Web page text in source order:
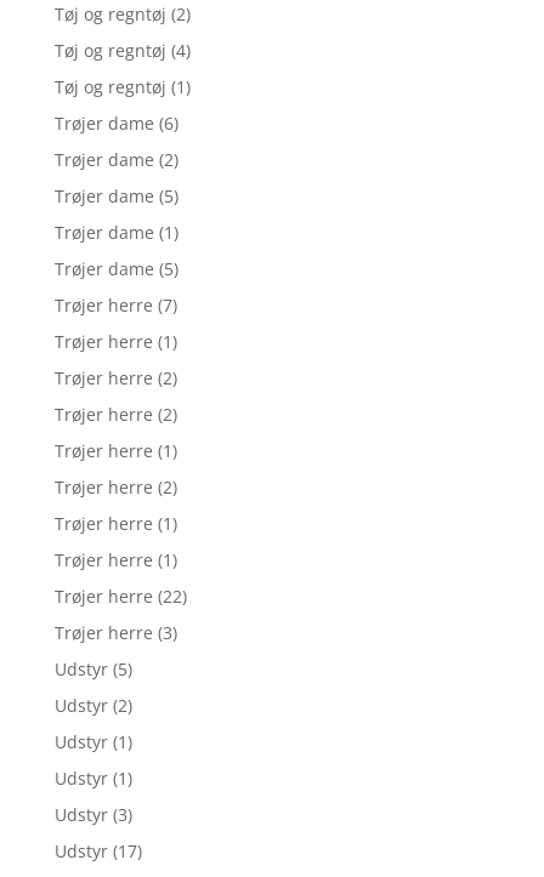
Tøj og regntøj (2)
Tøj og regntøj (4)
Tøj og regntøj (1)
Trøjer dame (6)
Trøjer dame (2)
Trøjer dame (5)
Trøjer dame (1)
Trøjer dame (5)
Trøjer herre (7)
Trøjer herre (1)
Trøjer herre (2)
Trøjer herre (2)
Trøjer herre (1)
Trøjer herre (2)
Trøjer herre (1)
Trøjer herre (1)
Trøjer herre (22)
Trøjer herre (3)
Udstyr (5)
Udstyr (2)
Udstyr (1)
Udstyr (1)
Udstyr (3)
Udstyr (17)